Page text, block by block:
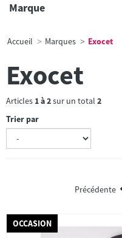
Marque
Accueil Marques Exocet
Exocet
Articles 1à2sur un total 2
Trier par
Précédente
OCCASION